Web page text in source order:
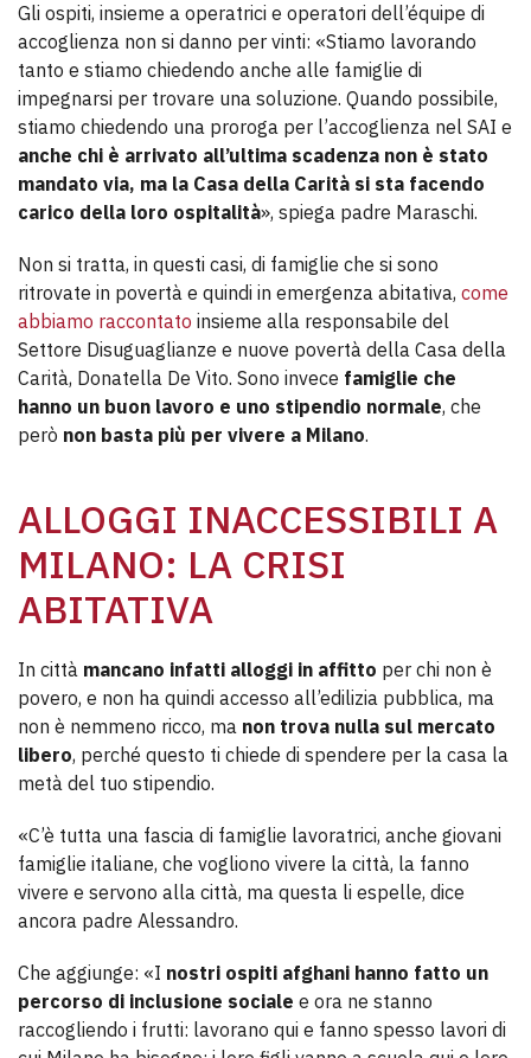
Gli ospiti, insieme a operatrici e operatori dell’équipe di
accoglienza non si danno per vinti: «Stiamo lavorando
tanto e stiamo chiedendo anche alle famiglie di
impegnarsi per trovare una soluzione. Quando possibile,
stiamo chiedendo una proroga per l’accoglienza nel SAI e
anche chi è arrivato all’ultima scadenza non è stato
mandato via, ma la Casa della Carità si sta facendo
carico della loro ospitalità», spiega padre Maraschi.
Non si tratta, in questi casi, di famiglie che si sono
ritrovate in povertà e quindi in emergenza abitativa, come
abbiamo raccontato insieme alla responsabile del
Settore Disuguaglianze e nuove povertà della Casa della
Carità, Donatella De Vito. Sono invece famiglie che
hanno un buon lavoro e uno stipendio normale, che
però non basta più per vivere a Milano.
ALLOGGI INACCESSIBILI A
MILANO: LA CRISI
ABITATIVA
In città mancano infatti alloggi in affitto per chi non è
povero, e non ha quindi accesso all’edilizia pubblica, ma
non è nemmeno ricco, ma non trova nulla sul mercato
libero, perché questo ti chiede di spendere per la casa la
metà del tuo stipendio.
«C’è tutta una fascia di famiglie lavoratrici, anche giovani
famiglie italiane, che vogliono vivere la città, la fanno
vivere e servono alla città, ma questa li espelle, dice
ancora padre Alessandro.
Che aggiunge: «I nostri ospiti afghani hanno fatto un
percorso di inclusione sociale e ora ne stanno
raccogliendo i frutti: lavorano qui e fanno spesso lavori di